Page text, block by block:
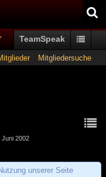
TeamSpeak
Mitgliedersuche
Juni 2002
unserer Seite